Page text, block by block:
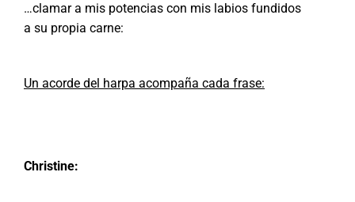
…clamar a mis potencias con mis labios fundidos
a su propia carne:
Un acorde del harpa acompaña cada frase:
Christine: